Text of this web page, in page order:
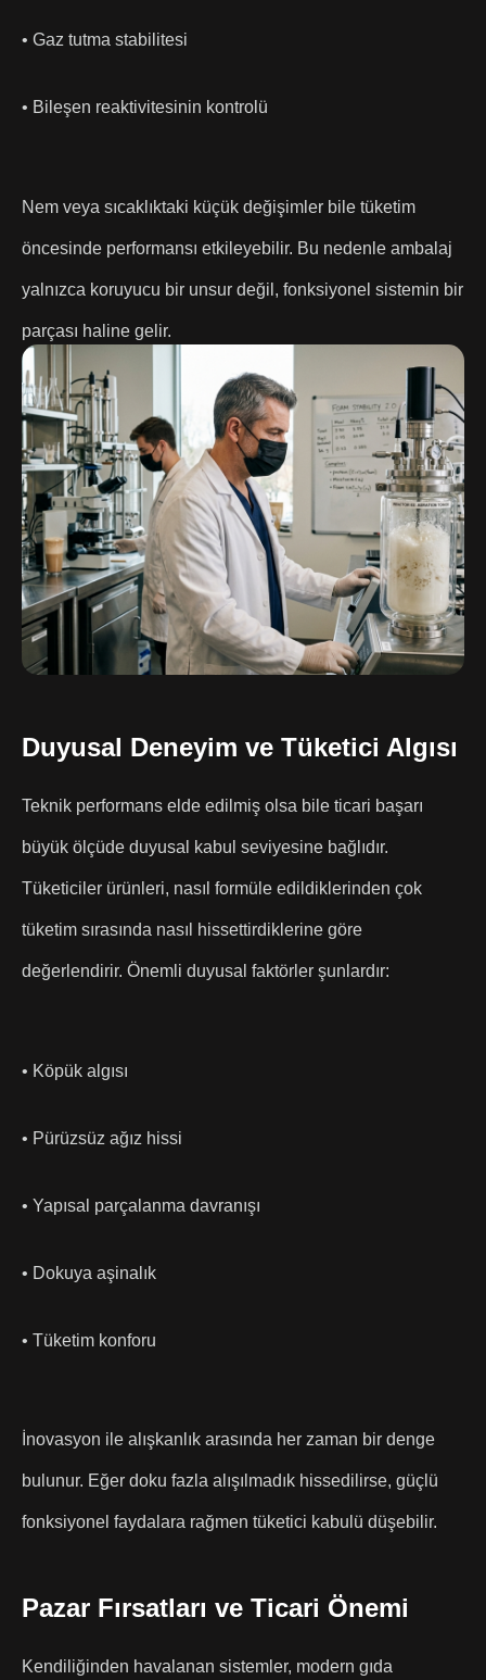
• Gaz tutma stabilitesi
• Bileşen reaktivitesinin kontrolü
Nem veya sıcaklıktaki küçük değişimler bile tüketim
öncesinde performansı etkileyebilir. Bu nedenle ambalaj
yalnızca koruyucu bir unsur değil, fonksiyonel sistemin bir
parçası haline gelir.
Duyusal Deneyim ve Tüketici Algısı
Teknik performans elde edilmiş olsa bile ticari başarı
büyük ölçüde duyusal kabul seviyesine bağlıdır.
Tüketiciler ürünleri, nasıl formüle edildiklerinden çok
tüketim sırasında nasıl hissettirdiklerine göre
değerlendirir. Önemli duyusal faktörler şunlardır:
• Köpük algısı
• Pürüzsüz ağız hissi
• Yapısal parçalanma davranışı
• Dokuya aşinalık
• Tüketim konforu
İnovasyon ile alışkanlık arasında her zaman bir denge
bulunur. Eğer doku fazla alışılmadık hissedilirse, güçlü
fonksiyonel faydalara rağmen tüketici kabulü düşebilir.
Pazar Fırsatları ve Ticari Önemi
Kendiliğinden havalanan sistemler, modern gıda